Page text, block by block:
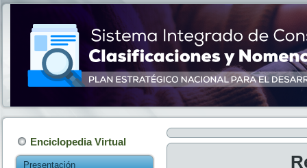
Enciclopedia Virtual
Presentación